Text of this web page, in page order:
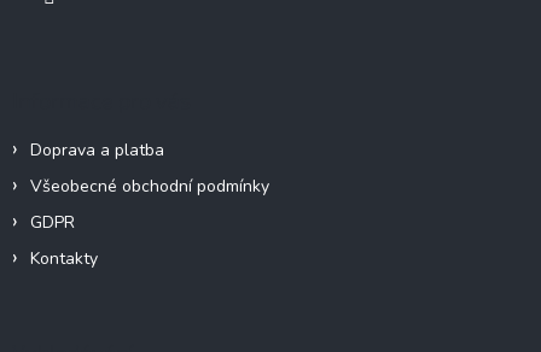
Doprava a platba
Všeobecné obchodní podmínky
GDPR
Kontakty